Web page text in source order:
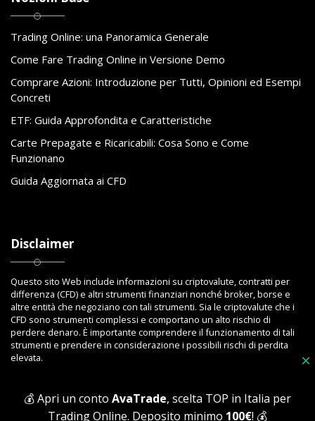
×
💰 Apri un conto AvaTrade, scelta TOP in Italia per
Trading Online. Deposito minimo 100€! 💰
Trading Online: una Panoramica Generale
Come Fare Trading Online in Versione Demo
Comprare Azioni: Introduzione per Tutti, Opinioni ed Esempi
Concreti
ETF: Guida Approfondita e Caratteristiche
Carte Prepagate e Ricaricabili: Cosa Sono e Come
Funzionano
Guida Aggiornata ai CFD
Disclaimer
Questo sito Web include informazioni su criptovalute, contratti per
differenza (CFD) e altri strumenti finanziari nonché broker, borse e
altre entità che negoziano con tali strumenti. Sia le criptovalute che i
CFD sono strumenti complessi e comportano un alto rischio di
perdere denaro. È importante comprendere il funzionamento di tali
strumenti e prendere in considerazione i possibili rischi di perdita
elevata.